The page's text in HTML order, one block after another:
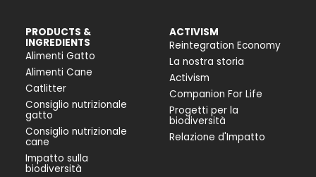
PRODUCTS &
INGREDIENTS
Alimenti Gatto
Alimenti Cane
Catlitter
Consiglio nutrizionale
gatto
Consiglio nutrizionale
cane
Impatto sulla
biodiversità
ACTIVISM
Reintegration Economy
La nostra storia
Activism
Companion For Life
Progetti per la
biodiversità
Relazione d'Impatto